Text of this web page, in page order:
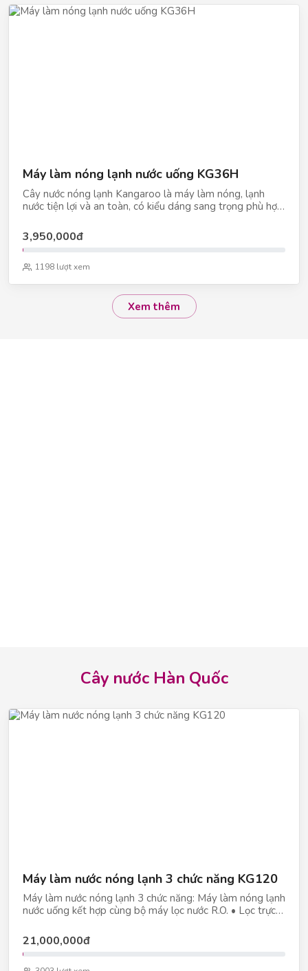
Máy làm nóng lạnh nước uống KG36H
Cây nước nóng lạnh Kangaroo là máy làm nóng, lạnh
nước tiện lợi và an toàn, có kiểu dáng sang trọng phù hợp
gian và diện tích cho nhiều sản phẩm như tủ lạnh, ấm đun
nước,… nhu cầu làm lạnh hoặc đun nóng nước nay được
tích hợp trong một sản phẩm duy nhất – rất gọn gàng. •
Tiện dụng, dễ dùng với 2 vòi riêng biệt nóng, lạnh. • Hệ
làm lạnh. • Chống bụi cho khoang chứa nước. • Sản phẩm
có nhiều chủng loại, kiểu dáng đa dạng, màu sắc phong
3,950,000đ
1198 lượt xem
Xem thêm
Cây nước Hàn Quốc
Máy làm nước nóng lạnh 3 chức năng KG120
Máy làm nước nóng lạnh 3 chức năng: Máy làm nóng lạnh
nước uống kết hợp cùng bộ máy lọc nước R.O. • Lọc trực
Made in USA. • Diệt khuẩn, tạo khoáng, loại bỏ vi khuẩn
trong nước. • Công suất lớn cho bệnh viện, trường học,
nhà máy, nhà hàng. Điện áp: 220V/50Hz Khối lượng:
21,000,000đ